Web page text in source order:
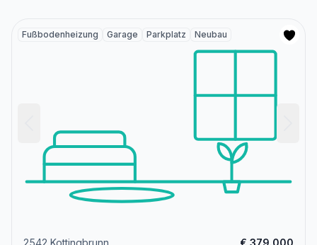
Fußbodenheizung Garage Parkplatz Neubau
2542 Kottingbrunn € 379.000